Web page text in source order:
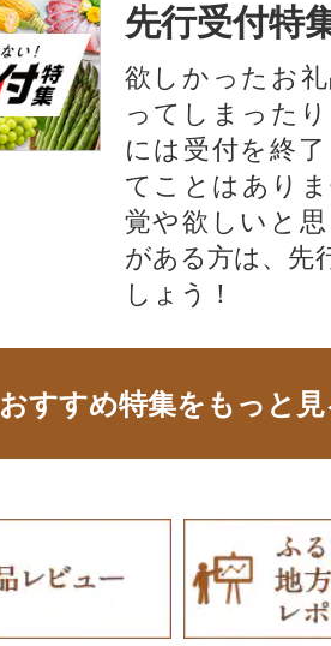
先行受付特
欲しかったお
ってしまった
には受付を終
てことはあり
覚や欲しいと
がある方は、先
しょう！
おすすめ特集をもっと